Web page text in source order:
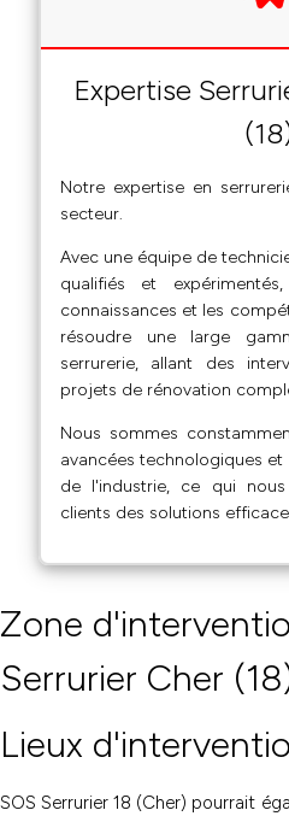
Expertise
Notre expertise en
secteur.
Avec une équipe de
qualifiés et
connaissances et les
résoudre une large
serrurerie, allant des
projets de rénovation
Nous sommes
avancées technologiques et
de l'industrie, ce qui
clients des solutions
Zone
Serrurier Cher
Lieux
SOS Serrurier 18 (Cher) pourrait